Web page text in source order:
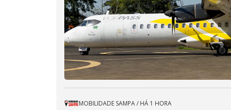
MOBILIDADE SAMPA/ HÁ 1 HORA